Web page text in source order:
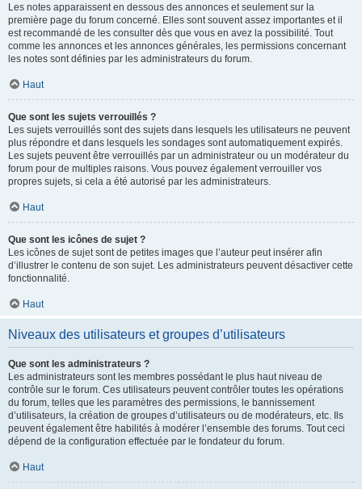
Les notes apparaissent en dessous des annonces et seulement sur la
première page du forum concerné. Elles sont souvent assez importantes et il
est recommandé de les consulter dès que vous en avez la possibilité. Tout
comme les annonces et les annonces générales, les permissions concernant
les notes sont définies par les administrateurs du forum.
Haut
Que sont les sujets verrouillés ?
Les sujets verrouillés sont des sujets dans lesquels les utilisateurs ne peuvent
plus répondre et dans lesquels les sondages sont automatiquement expirés.
Les sujets peuvent être verrouillés par un administrateur ou un modérateur du
forum pour de multiples raisons. Vous pouvez également verrouiller vos
propres sujets, si cela a été autorisé par les administrateurs.
Haut
Que sont les icônes de sujet ?
Les icônes de sujet sont de petites images que l’auteur peut insérer afin
d’illustrer le contenu de son sujet. Les administrateurs peuvent désactiver cette
fonctionnalité.
Haut
Niveaux des utilisateurs et groupes d’utilisateurs
Que sont les administrateurs ?
Les administrateurs sont les membres possédant le plus haut niveau de
contrôle sur le forum. Ces utilisateurs peuvent contrôler toutes les opérations
du forum, telles que les paramètres des permissions, le bannissement
d’utilisateurs, la création de groupes d’utilisateurs ou de modérateurs, etc. Ils
peuvent également être habilités à modérer l’ensemble des forums. Tout ceci
dépend de la configuration effectuée par le fondateur du forum.
Haut